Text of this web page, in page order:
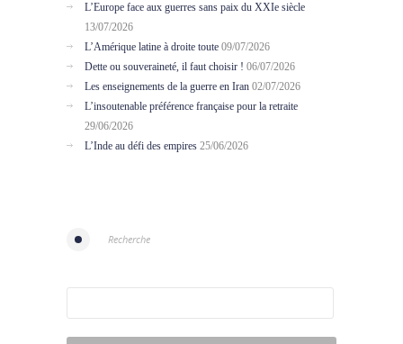
L’Europe face aux guerres sans paix du XXIe siècle
13/07/2026
L’Amérique latine à droite toute 09/07/2026
Dette ou souveraineté, il faut choisir ! 06/07/2026
Les enseignements de la guerre en Iran 02/07/2026
L’insoutenable préférence française pour la retraite
29/06/2026
L’Inde au défi des empires 25/06/2026
Recherche